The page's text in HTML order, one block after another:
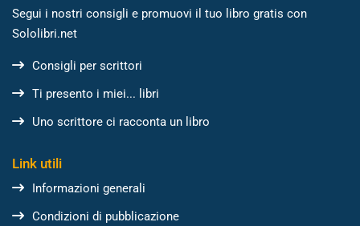
Segui i nostri consigli e promuovi il tuo libro gratis con
Sololibri.net
Consigli per scrittori
Ti presento i miei... libri
Uno scrittore ci racconta un libro
Link utili
Informazioni generali
Condizioni di pubblicazione